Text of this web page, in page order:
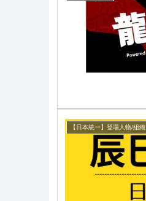
【日本統一】登場人物/組織